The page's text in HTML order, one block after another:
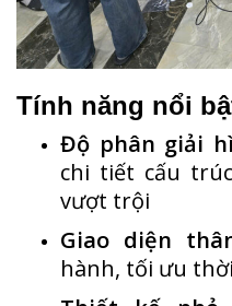
Tính năng nổi
Độ phân giải
chi tiết cấu
vượt trội
Giao diện
hành, tối ưu